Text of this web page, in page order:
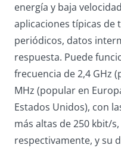
energía y baja
aplicaciones típicas de
periódicos, datos
respuesta. Puede
frecuencia de 2,4 GHz
MHz (popular en
Estados Unidos), con
más altas de 250 kbit/
respectivamente, y su